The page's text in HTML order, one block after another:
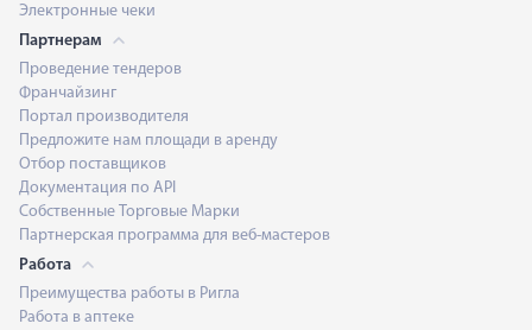
Электронные чеки
Партнерам
Проведение тендеров
Франчайзинг
Портал производителя
Предложите нам площади в аренду
Отбор поставщиков
Документация по API
Собственные Торговые Марки
Партнерская программа для веб-мастеров
Работа
Преимущества работы в Ригла
Работа в аптеке